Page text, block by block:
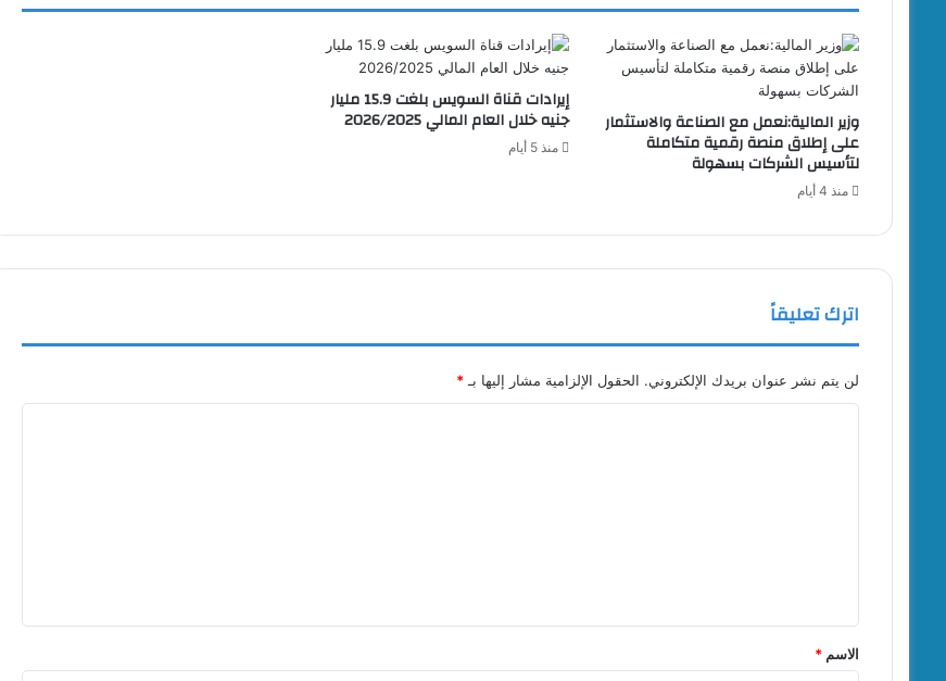
وزير المالية:نعمل مع الصناعة والاستثمار
على إطلاق منصة رقمية متكاملة
لتأسيس الشركات بسهولة
منذ 4 أيام
إيرادات قناة السويس بلغت 15.9 مليار
جنيه خلال العام المالي 2026/2025
منذ 5 أيام
اترك تعليقاً
لن يتم نشر عنوان بريدك الإلكتروني. الحقول الإلزامية مشار إليها بـ *
*
الاسم *